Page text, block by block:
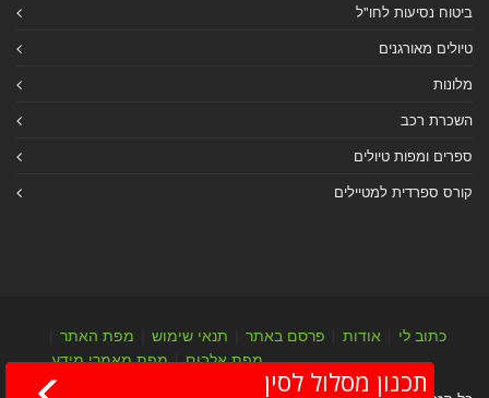
ביטוח נסיעות לחו"ל
טיולים מאורגנים
מלונות
השכרת רכב
ספרים ומפות טיולים
קורס ספרדית למטיילים
כתוב לי אודות פרסם באתר תנאי שימוש מפת האתר
מפת אלבום|מפת מאמרי מידע
תכנון מסלול לסין